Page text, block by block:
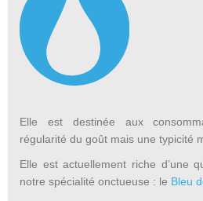
Elle est destinée aux
régularité du goût mais une typicité
Elle est actuellement riche d’une
notre spécialité onctueuse : le Bleu